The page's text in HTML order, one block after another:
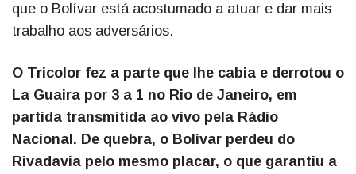
que o Bolívar está acostumado a atuar e dar mais
trabalho aos adversários.
O Tricolor fez a parte que lhe cabia e derrotou o
La Guaira por 3 a 1 no Rio de Janeiro, em
partida transmitida ao vivo pela Rádio
Nacional. De quebra, o Bolívar perdeu do
Rivadavia pelo mesmo placar, o que garantiu a